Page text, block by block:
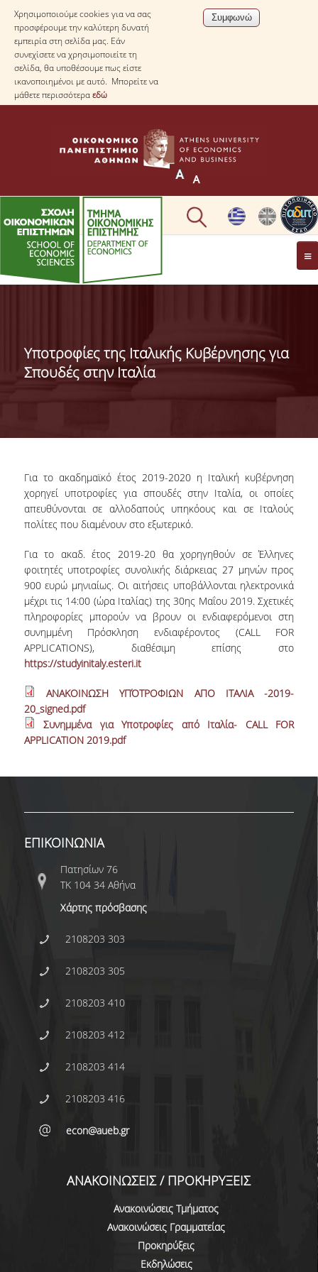
Χρησιμοποιούμε cookies για να σας
προσφέρουμε την καλύτερη δυνατή
εμπειρία στη σελίδα μας. Εάν
συνεχίσετε να χρησιμοποιείτε τη
σελίδα, θα υποθέσουμε πως είστε
ικανοποιημένοι με αυτό. Μπορείτε να
μάθετε περισσότεραεδώ
ΤΟ TΜΗΜΑ
ΔΙΟΙΚΗΣΗ ΤΟΥ ΤΜΗΜΑΤΟΣ
ΓΙΑ ΜΑΘΗΤΕΣ Γ' ΛΥΚΕΙΟΥ
ΕΠΙΤΙΜΟΙ ΔΙΔΑΚΤΟΡΕΣ
ΜΕΤΑΔΙΔΑΚΤΟΡΕΣ
ΕΙΔΙΚΟ ΠΡΟΣΩΠΙΚΟ
ΑΚΑΔΗΜΑΪΚΟΙ ΥΠΟΤΡΟΦΟΙ
ΕΝΤΕΤΑΛΜΕΝΟΙ ΔΙΔΑΣΚΟΝΤΕΣ
E.ΔΙ.Π.
ΕΠΙΣΤΗΜΟΝΙΚΟΙ ΣΥΝΕΡΓΑΤΕΣ
Ε.Τ.Ε.Π
ΔΙΟΙΚΗΤΙΚΟ ΠΡΟΣΩΠΙΚΟ
ΟΔΗΓΟΣ ΣΠΟΥΔΩΝ
ΜΑΘΗΜΑΤΑ ΠΡΟΓΡΑΜΜΑΤΟΣ ΣΠΟΥΔΩΝ
ΜΑΘΗΜΑΤΑ ΕΛΕΥΘΕΡΗΣ ΕΠΙΛΟΓΗΣ ΑΠΟ
ΑΛΛΑ ΤΜΗΜΑΤΑ
ΔΗΛΩΣΕΙΣ ΜΑΘΗΜΑΤΩΝ
ΠΡΟΓΡΑΜΜΑ ERASMUS+
ΠΡΑΚΤΙΚΗ ΑΣΚΗΣΗ
ΓΕΝΙΚΕΣ ΠΛΗΡΟΦΟΡΙΕΣ
ΑΝΑΚΟΙΝΩΣΕΙΣ ΠΡΑΚΤΙΚΗΣ ΑΣΚΗΣΗΣ
ΔΙΚΑΙΩΜΑ ΓΙΑ ΠΡΟΦΟΡΙΚΗ ΕΞΕΤΑΣΗ
ΠΡΟΓΡΑΜΜΑ ΣΠΟΥΔΩΝ ΣΤΙΣ ΕΠΙΣΤΗΜΕΣ
ΤΗΣ ΑΓΩΓΗΣ ΚΑΙ ΤΗΣ ΕΚΠΑΙΔΕΥΣΗΣ
Υποτροφίες της Ιταλικής Κυβέρνησης για
Σπουδές στην Ιταλία
Για το ακαδημαϊκό έτος 2019-2020 η Ιταλική κυβέρνηση
χορηγεί υποτροφίες για σπουδές στην Ιταλία, οι οποίες
απευθύνονται σε αλλοδαπούς υπηκόους και σε Ιταλούς
πολίτες που διαμένουν στο εξωτερικό.
Για το ακαδ. έτος 2019-20 θα χορηγηθούν σε Έλληνες
φοιτητές υποτροφίες συνολικής διάρκειας 27 μηνών προς
900 ευρώ μηνιαίως. Οι αιτήσεις υποβάλλονται ηλεκτρονικά
μέχρι τις 14:00 (ώρα Ιταλίας) της 30ης Μαΐου 2019. Σχετικές
πληροφορίες μπορούν να βρουν οι ενδιαφερόμενοι στη
συνημμένη Πρόσκληση ενδιαφέροντος (CALL FOR
APPLICATIONS), διαθέσιμη επίσης στο
https://studyinitaly.esteri.it
ΑΝΑΚΟΙΝΩΣΗ ΥΠΌΤΡΟΦΙΩΝ ΑΠΟ ΙΤΑΛΙΑ -2019-
20_signed.pdf
Συνημμένα για Υποτροφίες από Ιταλία- CALL FOR
APPLICATION 2019.pdf
ΕΠΙΚΟΙΝΩΝΙΑ
Πατησίων 76
ΤΚ 104 34 Αθήνα
Χάρτης πρόσβασης
2108203 303
2108203 305
2108203 410
2108203 412
2108203 414
2108203 416
econ@aueb.gr
ΑΝΑΚΟΙΝΩΣΕΙΣ / ΠΡΟΚΗΡΥΞΕΙΣ
Ανακοινώσεις Τμήματος
Ανακοινώσεις Γραμματείας
Προκηρύξεις
Εκδηλώσεις